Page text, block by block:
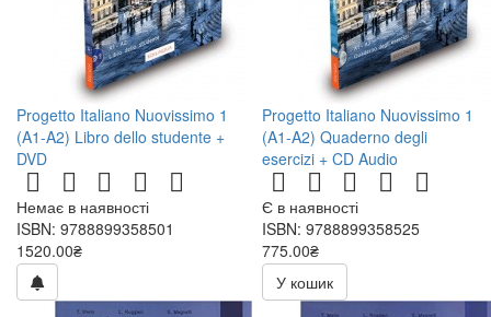
Progetto Italiano Nuovissimo 1
(A1-A2) Libro dello studente +
DVD
Немає в наявності
ISBN: 9788899358501
1520.00₴
Progetto Italiano Nuovissimo 1
(A1-A2) Quaderno degli
esercizi + CD Audio
Є в наявності
ISBN: 9788899358525
775.00₴
У кошик